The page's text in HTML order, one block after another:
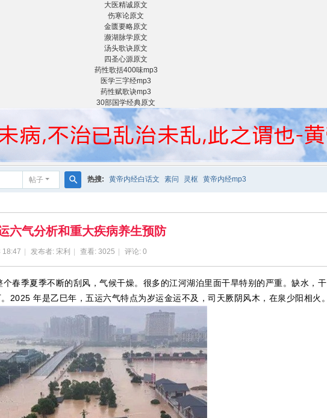
大医精诚原文
伤寒论原文
金匮要略原文
濒湖脉学原文
汤头歌诀原文
四圣心源原文
药性歌括400味mp3
医学三字经mp3
药性赋歌诀mp3
30部国学经典原文
帖子
索
热搜: 黄帝内经白话文 素问 灵枢 黄帝内经mp3
六气分析和重大疾病养生预防
18:47 发布者: 宋利 查看: 3025 评论: 0
春季夏季不断的刮风，气候干燥。很多的江河湖泊里面干旱特别的严重。缺水，干
2025 年是乙巳年，五运六气特点为岁运金运不及，司天厥阴风木，在泉少阳相火。